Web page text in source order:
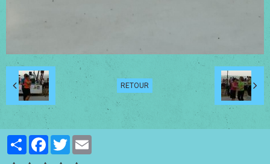
RETOUR
PartagerFacebookTwitter